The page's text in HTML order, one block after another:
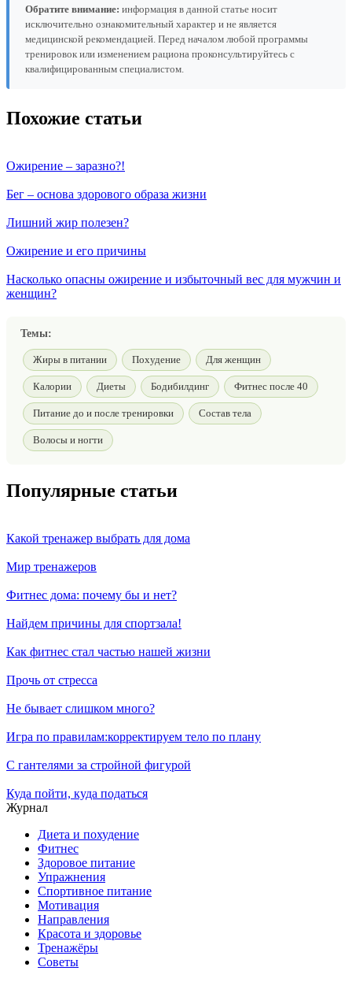
Обратите внимание: информация в данной статье носит
исключительно ознакомительный характер и не является
медицинской рекомендацией. Перед началом любой программы
тренировок или изменением рациона проконсультируйтесь с
квалифицированным специалистом.
Похожие статьи
Ожирение – заразно?!
Бег – основа здорового образа жизни
Лишний жир полезен?
Ожирение и его причины
Насколько опасны ожирение и избыточный вес для мужчин и
женщин?
Темы:
Жиры в питании Похудение Для женщин
Калории Диеты Бодибилдинг Фитнес после 40
Питание до и после тренировки Состав тела
Волосы и ногти
Популярные статьи
Какой тренажер выбрать для дома
Мир тренажеров
Фитнес дома: почему бы и нет?
Найдем причины для спортзала!
Как фитнес стал частью нашей жизни
Прочь от стресса
Не бывает слишком много?
Игра по правилам:корректируем тело по плану
С гантелями за стройной фигурой
Куда пойти, куда податься
Журнал
Диета и похудение
Фитнес
Здоровое питание
Упражнения
Спортивное питание
Мотивация
Направления
Красота и здоровье
Тренажёры
Советы